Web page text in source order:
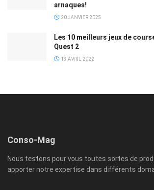
arnaques!
20 JANVIER 2025
Les 10 meilleurs jeux de
Quest 2
13 AVRIL 2022
Conso-Mag
Nous testons pour vous toutes sortes de
apporter notre expertise dans différents